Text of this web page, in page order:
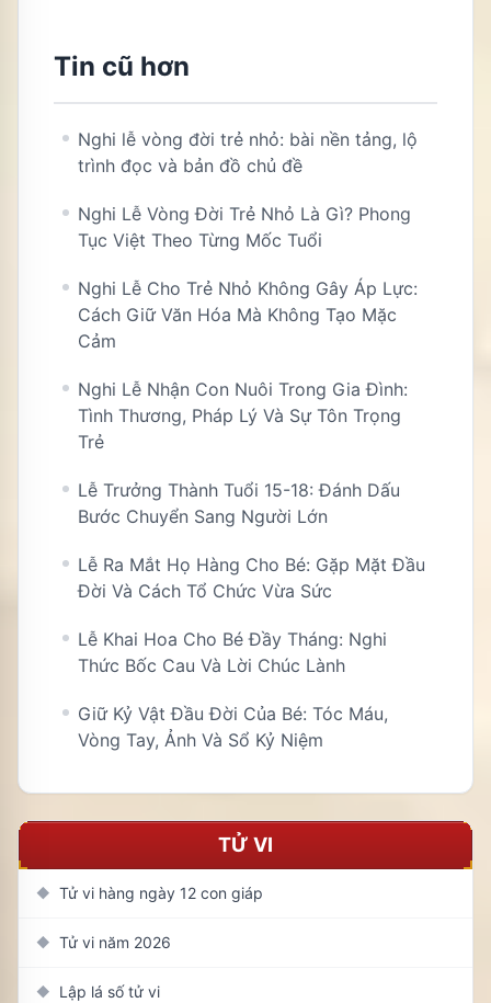
Tin cũ hơn
Nghi lễ vòng đời trẻ nhỏ: bài nền tảng, lộ
trình đọc và bản đồ chủ đề
Nghi Lễ Vòng Đời Trẻ Nhỏ Là Gì? Phong
Tục Việt Theo Từng Mốc Tuổi
Nghi Lễ Cho Trẻ Nhỏ Không Gây Áp Lực:
Cách Giữ Văn Hóa Mà Không Tạo Mặc
Cảm
Nghi Lễ Nhận Con Nuôi Trong Gia Đình:
Tình Thương, Pháp Lý Và Sự Tôn Trọng
Trẻ
Lễ Trưởng Thành Tuổi 15-18: Đánh Dấu
Bước Chuyển Sang Người Lớn
Lễ Ra Mắt Họ Hàng Cho Bé: Gặp Mặt Đầu
Đời Và Cách Tổ Chức Vừa Sức
Lễ Khai Hoa Cho Bé Đầy Tháng: Nghi
Thức Bốc Cau Và Lời Chúc Lành
Giữ Kỷ Vật Đầu Đời Của Bé: Tóc Máu,
Vòng Tay, Ảnh Và Sổ Kỷ Niệm
TỬ VI
◆ Tử vi hàng ngày 12 con giáp
◆ Tử vi năm 2026
◆ Lập lá số tử vi